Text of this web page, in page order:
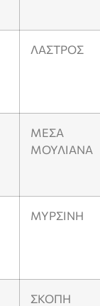
ΛΑΣΤΡΟΣ
ΜΕΣΑ
ΜΟΥΛΙΑΝΑ
ΜΥΡΣΙΝΗ
ΣΚΟΠΗ